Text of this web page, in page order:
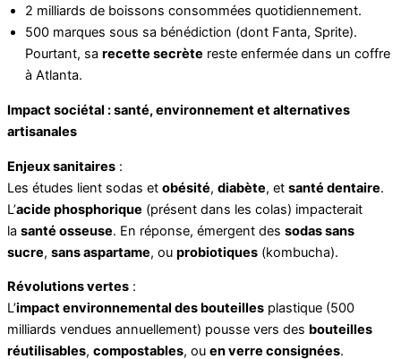
2 milliards de boissons consommées quotidiennement.
500 marques sous sa bénédiction (dont Fanta, Sprite).
Pourtant, sa recette secrète reste enfermée dans un coffre
à Atlanta.
Impact sociétal : santé, environnement et alternatives
artisanales
Enjeux sanitaires :
Les études lient sodas et obésité, diabète, et santé dentaire.
L’acide phosphorique (présent dans les colas) impacterait
la santé osseuse. En réponse, émergent des sodas sans
sucre, sans aspartame, ou probiotiques (kombucha).
Révolutions vertes :
L’impact environnemental des bouteilles plastique (500
milliards vendues annuellement) pousse vers des bouteilles
réutilisables, compostables, ou en verre consignées.